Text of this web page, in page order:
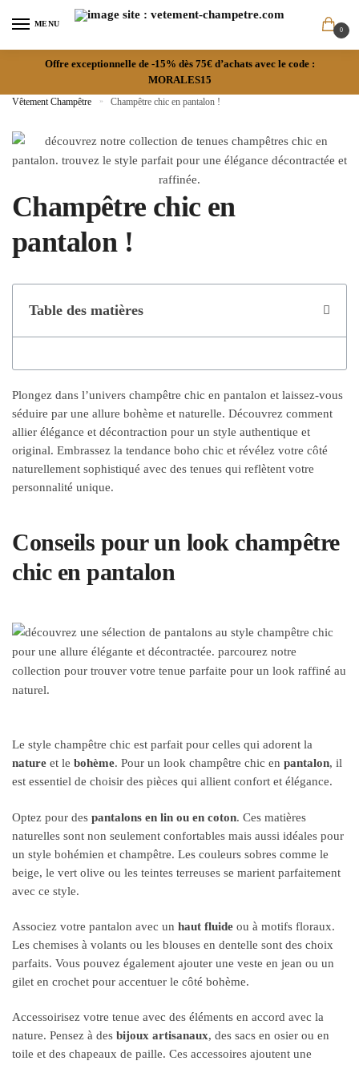
MENU
0
Offre exceptionnelle de -15% dès 75€ d’achats avec le code :
MORALES15
Vêtement Champêtre » Champêtre chic en pantalon !
Champêtre chic en
pantalon !
Table des matières
Plongez dans l’univers champêtre chic en pantalon et laissez-vous
séduire par une allure bohème et naturelle. Découvrez comment
allier élégance et décontraction pour un style authentique et
original. Embrassez la tendance boho chic et révélez votre côté
naturellement sophistiqué avec des tenues qui reflètent votre
personnalité unique.
Conseils pour un look champêtre
chic en pantalon
Le style champêtre chic est parfait pour celles qui adorent la
nature et le bohème. Pour un look champêtre chic en pantalon, il
est essentiel de choisir des pièces qui allient confort et élégance.
Optez pour des pantalons en lin ou en coton. Ces matières
naturelles sont non seulement confortables mais aussi idéales pour
un style bohémien et champêtre. Les couleurs sobres comme le
beige, le vert olive ou les teintes terreuses se marient parfaitement
avec ce style.
Associez votre pantalon avec un haut fluide ou à motifs floraux.
Les chemises à volants ou les blouses en dentelle sont des choix
parfaits. Vous pouvez également ajouter une veste en jean ou un
gilet en crochet pour accentuer le côté bohème.
Accessoirisez votre tenue avec des éléments en accord avec la
nature. Pensez à des bijoux artisanaux, des sacs en osier ou en
toile et des chapeaux de paille. Ces accessoires ajoutent une